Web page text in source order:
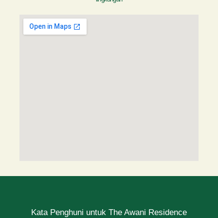
Kata Penghuni untuk The Awani Residence